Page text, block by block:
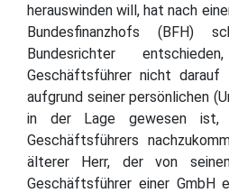
herauswinden will, hat nach
Bundesfinanzhofs (BFH)
Bundesrichter
Geschäftsführer nicht
aufgrund seiner persönlichen
in der Lage gewesen ist,
Geschäftsführers
älterer Herr, der von
Geschäftsführer einer GmbH